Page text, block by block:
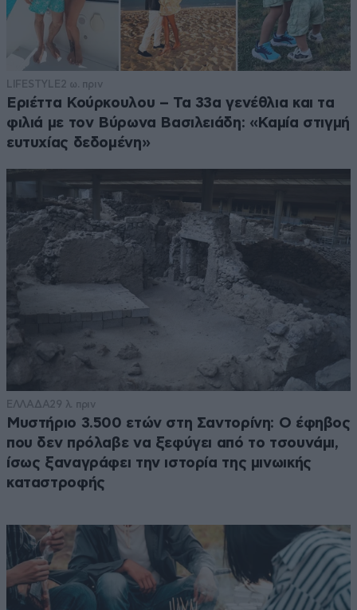
LIFESTYLE2 ω. πριν
Εριέττα Κούρκουλου – Τα 33α γενέθλια και τα
φιλιά με τον Βύρωνα Βασιλειάδη: «Καμία στιγμή
ευτυχίας δεδομένη»
ΕΛΛΑΔΑ29 λ. πριν
Μυστήριο 3.500 ετών στη Σαντορίνη: Ο έφηβος
που δεν πρόλαβε να ξεφύγει από το τσουνάμι,
ίσως ξαναγράφει την ιστορία της μινωικής
καταστροφής